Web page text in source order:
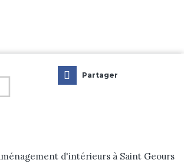
Prestations
Blogd'intérieurs à Saint Geours
Partager